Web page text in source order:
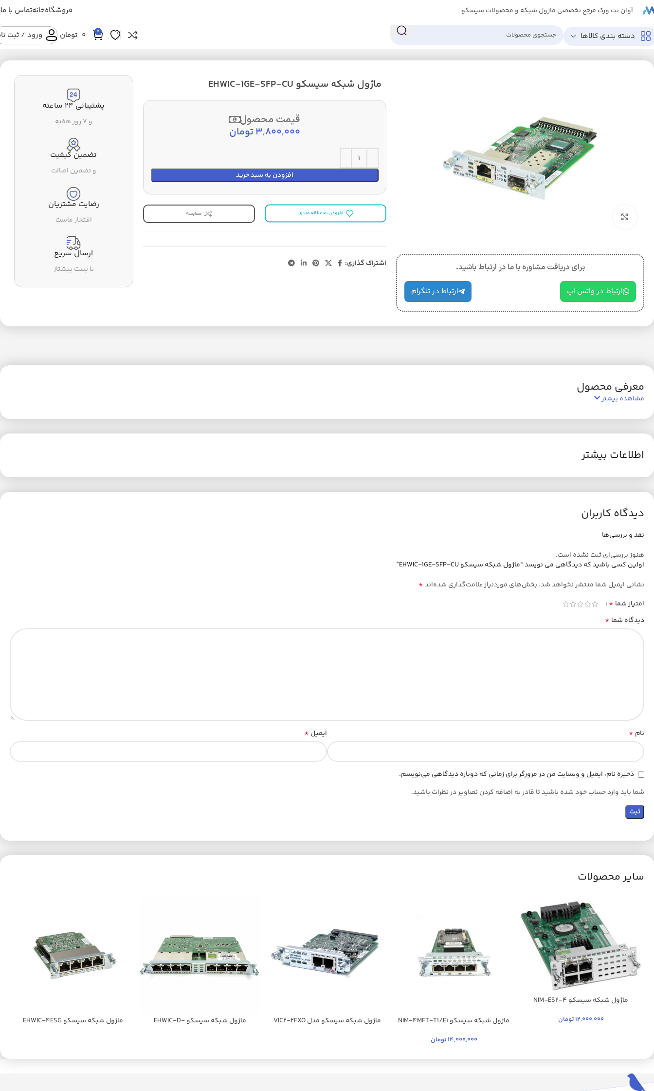
آوان نت ورک مرجع تخصصی ماژول شبکه و محصولات سیسکو فروشگاهخانهتماس با ما
دسته بندی کالاها 0
0 تومان ورود / ثبت
برای دریافت مشاوره با ما در ارتباط باشید.
ارتباط در واتس اپ ارتباط در تلگرام
ماژول شبکه سیسکو EHWIC-1GE-SFP-CU
قیمت محصول
3,800,000تومان
افزودن به سبد خرید
افزودن به علاقه مندی مقایسه
اشتراک گذاری:
پشتیبانی ۲۴ ساعته
و ۷ روز هفته
تضمین کیفیت
و تضمین اصالت
رضایت مشتریان
افتخار ماست
ارسال سریع
با پست پیشتاز
معرفی محصول
مشاهده بیشتر
اطلاعات بیشتر
دیدگاه کاربران
نقد و بررسی‌ها
هنوز بررسی‌ای ثبت نشده است.
اولین کسی باشید که دیدگاهی می نویسد “ماژول شبکه سیسکو EHWIC-1GE-SFP-CU”
نشانی ایمیل شما منتشر نخواهد شد. بخش‌های موردنیاز علامت‌گذاری شده‌اند*
امتیاز شما *
دیدگاه شما *
نام * ایمیل *
ذخیره نام، ایمیل و وبسایت من در مرورگر برای زمانی که دوباره دیدگاهی می‌نویسم.
شما باید وارد حساب خود شده باشید تا قادر به اضافه کردن تصاویر در نظرات باشید.
سایر محصولات
ماژول شبکه سیسکو NIM-ES2-4
12,000,000تومان ماژول شبکه سیسکو NIM-4MFT-T1/E1
14,000,000تومان
ماژول شبکه سیسکو مدل VIC2-2FXO
ماژول شبکه سیسکو EHWIC-D-
ماژول شبکه سیسکو EHWIC-4ESG